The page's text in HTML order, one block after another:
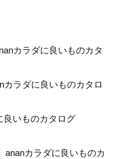
カラダに良いものカタ
カラダに良いものカタロ
良いものカタログ
ananカラダに良いものカ